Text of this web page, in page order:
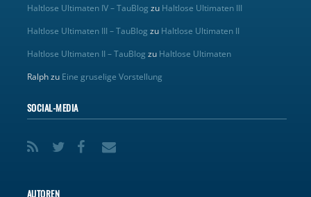
Haltlose Ultimaten IV – TauBlog zu Haltlose Ultimaten III
Haltlose Ultimaten III – TauBlog zu Haltlose Ultimaten II
Haltlose Ultimaten II – TauBlog zu Haltlose Ultimaten
Ralphzu Eine gruselige Vorstellung
SOCIAL-MEDIA
AUTOREN